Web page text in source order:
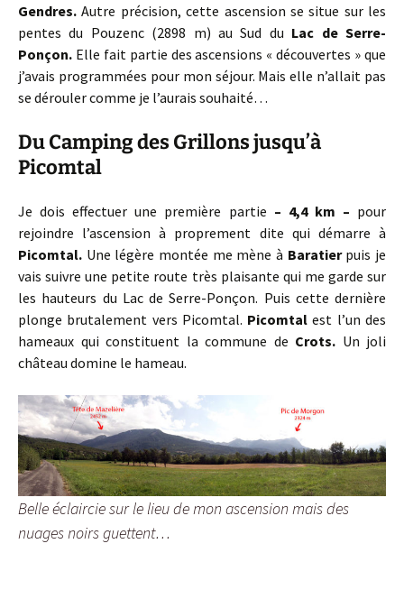
Gendres. Autre précision, cette ascension se situe sur les
pentes du Pouzenc (2898 m) au Sud du Lac de Serre-
Ponçon. Elle fait partie des ascensions « découvertes » que
j’avais programmées pour mon séjour. Mais elle n’allait pas
se dérouler comme je l’aurais souhaité…
Du Camping des Grillons jusqu’à
Picomtal
Je dois effectuer une première partie – 4,4 km – pour
rejoindre l’ascension à proprement dite qui démarre à
Picomtal. Une légère montée me mène à Baratierpuis je
vais suivre une petite route très plaisante qui me garde sur
les hauteurs du Lac de Serre-Ponçon. Puis cette dernière
plonge brutalement vers Picomtal. Picomtal est l’un des
hameaux qui constituent la commune de Crots. Un joli
château domine le hameau.
Belle éclaircie sur le lieu de mon ascension mais des
nuages noirs guettent…